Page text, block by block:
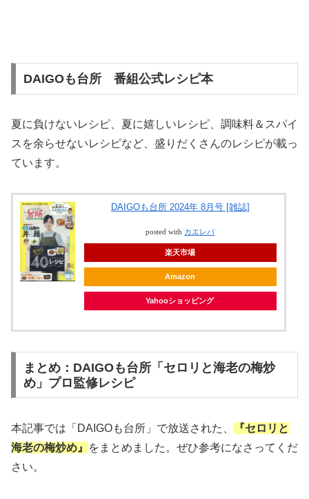
DAIGOも台所 番組公式レシピ本
夏に負けないレシピ、夏に嬉しいレシピ、調味料＆スパイ
スを余らせないレシピなど、盛りだくさんのレシピが載っ
ています。
DAIGOも台所 2024年 8月号 [雑誌]
posted with カエレバ
楽天市場
Amazon
Yahooショッピング
まとめ：DAIGOも台所「セロリと海老の梅炒
め」プロ監修レシピ
本記事では「DAIGOも台所」で放送された、
『セロリと
海老の梅炒め』
をまとめました。ぜひ参考になさってくだ
さい。